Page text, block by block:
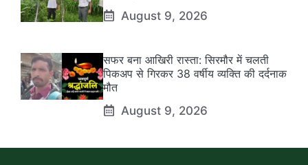
August 9, 2026
सफर बना आखिरी रास्ता: सिरमौर में चलती
पिकअप से गिरकर 38 वर्षीय व्यक्ति की दर्दनाक
मौत
August 9, 2026